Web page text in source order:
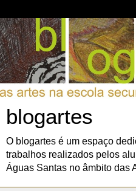
blogartes
O blogartes é um espaço
trabalhos realizados pelos
Águas Santas no âmbito das